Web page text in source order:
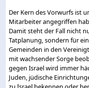
Der Kern des Vorwurfs ist
Mitarbeiter angegriffen
Damit steht der Fall nicht
Tatplanung, sondern für
Gemeinden in den
mit wachsender Sorge
gegen Israel wird immer
Juden, jüdische